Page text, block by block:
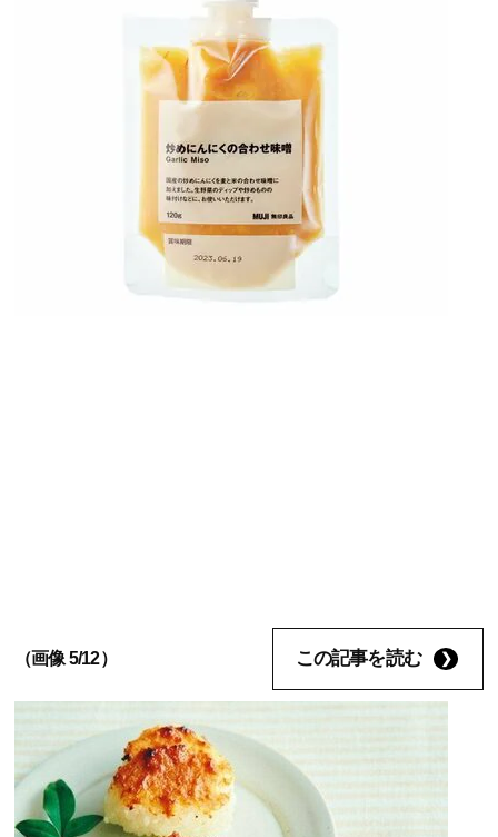
（画像 5/12） この記事を読む